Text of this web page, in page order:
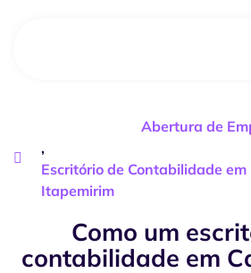
Abertura de
,
Escritório de Contabilidade em
Itapemirim
Como um
contabilidade em